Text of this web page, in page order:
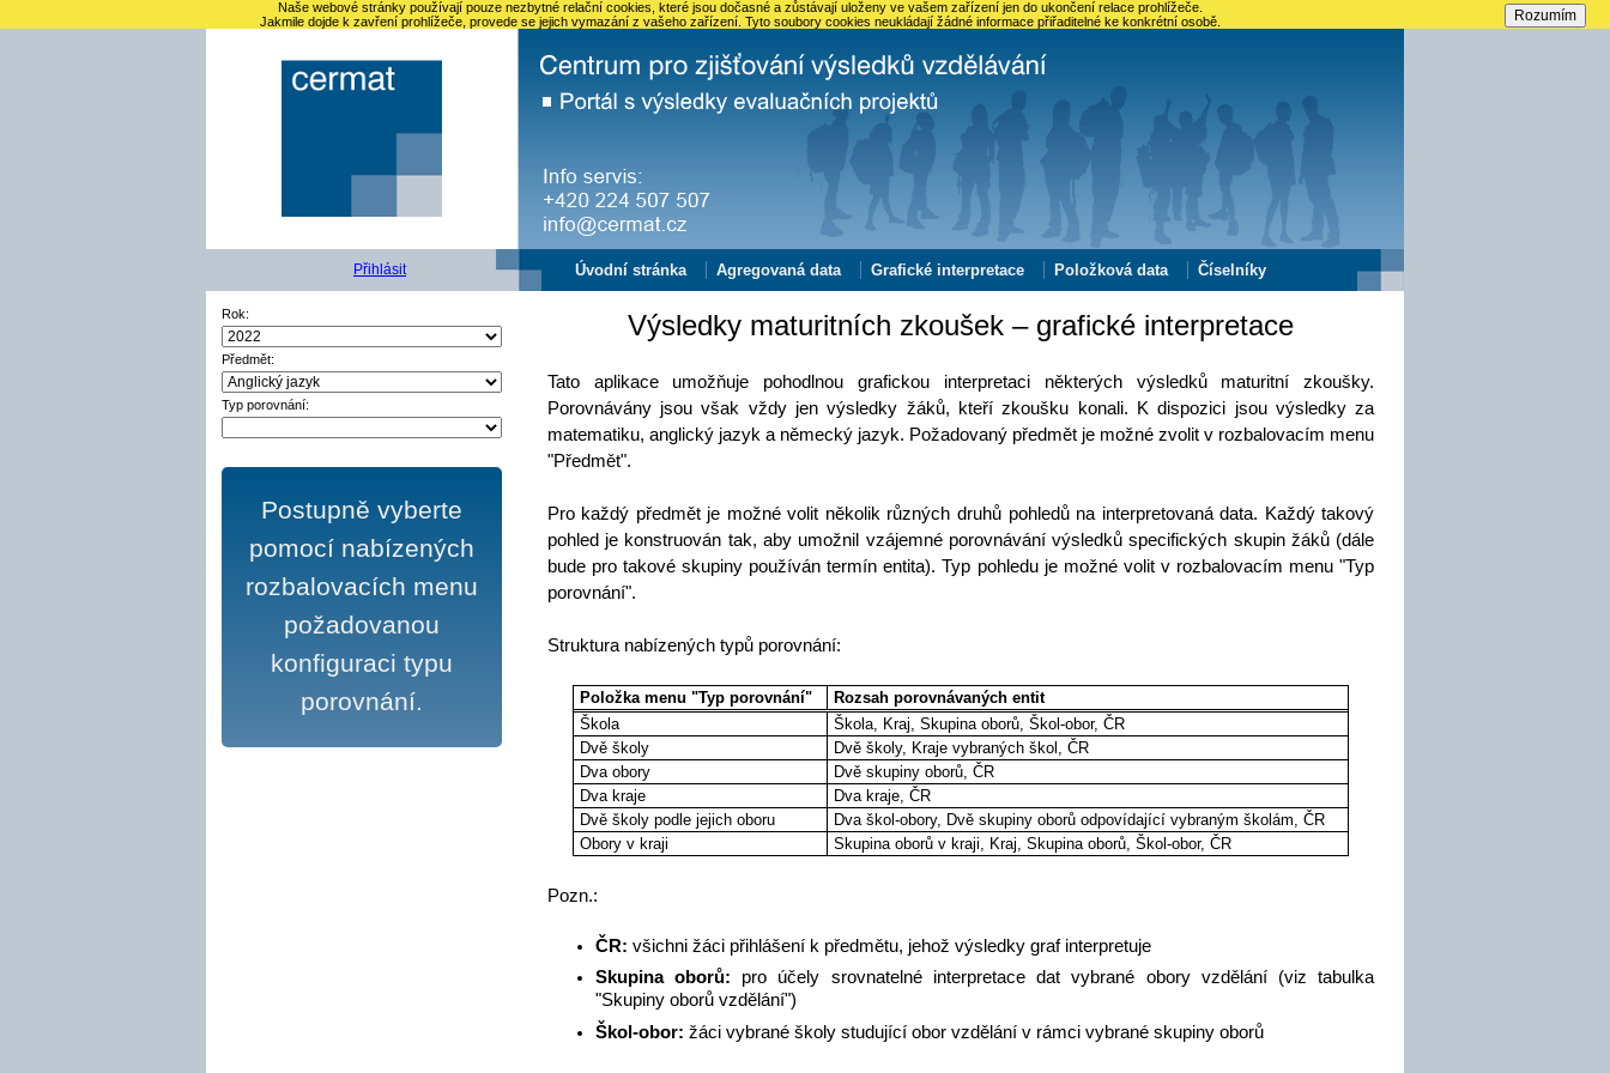
Naše webové stránky používají pouze nezbytné relační cookies, které jsou dočasné a zůstávají uloženy ve vašem zařízení jen do ukončení relace prohlížeče.
Jakmile dojde k zavření prohlížeče, provede se jejich vymazání z vašeho zařízení. Tyto soubory cookies neukládají žádné informace přiřaditelné ke konkrétní osobě.
Přihlásit Úvodní stránka Agregovaná data Grafické interpretace Položková data Číselníky
Rok:
Předmět:
Typ porovnání:
Postupně vyberte
pomocí nabízených
rozbalovacích menu
požadovanou
konfiguraci typu
porovnání.
Výsledky maturitních zkoušek – grafické interpretace
Tato aplikace umožňuje pohodlnou grafickou interpretaci některých výsledků maturitní zkoušky.
Porovnávány jsou však vždy jen výsledky žáků, kteří zkoušku konali. K dispozici jsou výsledky za
matematiku, anglický jazyk a německý jazyk. Požadovaný předmět je možné zvolit v rozbalovacím menu
"Předmět".
Pro každý předmět je možné volit několik různých druhů pohledů na interpretovaná data. Každý takový
pohled je konstruován tak, aby umožnil vzájemné porovnávání výsledků specifických skupin žáků (dále
bude pro takové skupiny používán termín entita). Typ pohledu je možné volit v rozbalovacím menu "Typ
porovnání".
Struktura nabízených typů porovnání:
Položka menu "Typ porovnání"
Rozsah porovnávaných entit
Škola
Škola, Kraj, Skupina oborů, Škol-obor, ČR
Dvě školy
Dvě školy, Kraje vybraných škol, ČR
Dva obory
Dvě skupiny oborů, ČR
Dva kraje
Dva kraje, ČR
Dvě školy podle jejich oboru
Dva škol-obory, Dvě skupiny oborů odpovídající vybraným školám, ČR
Obory v kraji
Skupina oborů v kraji, Kraj, Skupina oborů, Škol-obor, ČR
Pozn.:
ČR: všichni žáci přihlášení k předmětu, jehož výsledky graf interpretuje
Skupina oborů: pro účely srovnatelné interpretace dat vybrané obory vzdělání (viz tabulka
"Skupiny oborů vzdělání")
Škol-obor: žáci vybrané školy studující obor vzdělání v rámci vybrané skupiny oborů